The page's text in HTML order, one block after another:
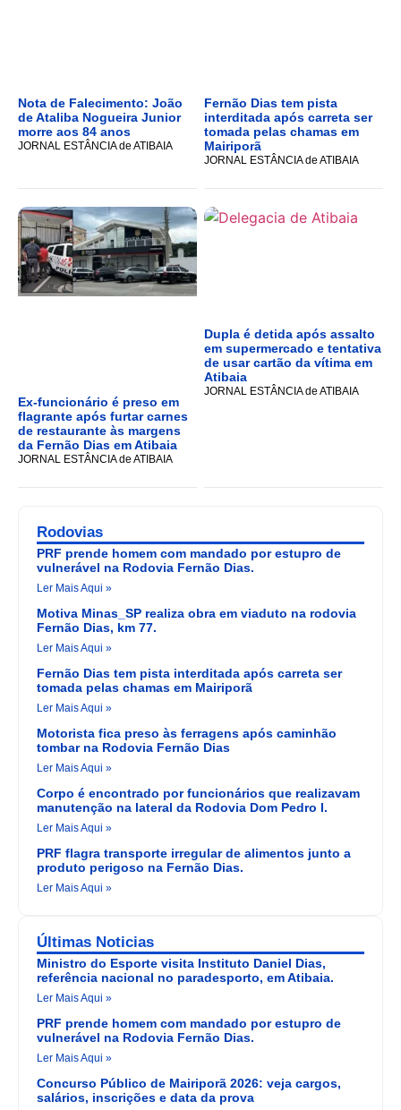
Nota de Falecimento: João
de Ataliba Nogueira Junior
morre aos 84 anos
JORNAL ESTÂNCIA de ATIBAIA
Fernão Dias tem pista
interditada após carreta ser
tomada pelas chamas em
Mairiporã
JORNAL ESTÂNCIA de ATIBAIA
Ex-funcionário é preso em
flagrante após furtar carnes
de restaurante às margens
da Fernão Dias em Atibaia
JORNAL ESTÂNCIA de ATIBAIA
Dupla é detida após assalto
em supermercado e tentativa
de usar cartão da vítima em
Atibaia
JORNAL ESTÂNCIA de ATIBAIA
Rodovias
PRF prende homem com mandado por estupro de
vulnerável na Rodovia Fernão Dias.
Ler Mais Aqui »
Motiva Minas_SP realiza obra em viaduto na rodovia
Fernão Dias, km 77.
Ler Mais Aqui »
Fernão Dias tem pista interditada após carreta ser
tomada pelas chamas em Mairiporã
Ler Mais Aqui »
Motorista fica preso às ferragens após caminhão
tombar na Rodovia Fernão Dias
Ler Mais Aqui »
Corpo é encontrado por funcionários que realizavam
manutenção na lateral da Rodovia Dom Pedro I.
Ler Mais Aqui »
PRF flagra transporte irregular de alimentos junto a
produto perigoso na Fernão Dias.
Ler Mais Aqui »
Últimas Noticias
Ministro do Esporte visita Instituto Daniel Dias,
referência nacional no paradesporto, em Atibaia.
Ler Mais Aqui »
PRF prende homem com mandado por estupro de
vulnerável na Rodovia Fernão Dias.
Ler Mais Aqui »
Concurso Público de Mairiporã 2026: veja cargos,
salários, inscrições e data da prova